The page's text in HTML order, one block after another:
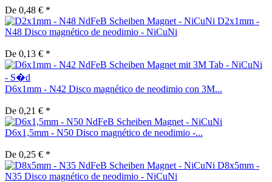
De 0,48 € *
D2x1mm -
N48 Disco magnético de neodimio - NiCuNi
De 0,13 € *
D6x1mm - N42 Disco magnético de neodimio con 3M...
De 0,21 € *
D6x1,5mm - N50 Disco magnético de neodimio -...
De 0,25 € *
D8x5mm -
N35 Disco magnético de neodimio - NiCuNi